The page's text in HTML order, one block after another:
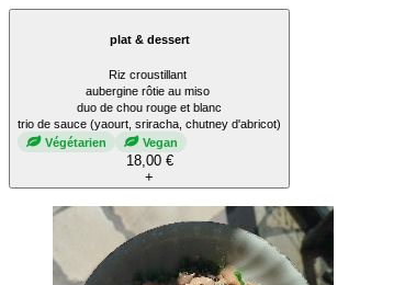
plat & dessert
Riz croustillant
aubergine rôtie au miso
duo de chou rouge et blanc
trio de sauce (yaourt, sriracha, chutney d'abricot)
Végétarien
Vegan
18,00 €
+